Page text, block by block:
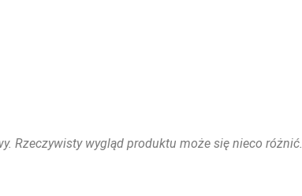
Rzeczywisty wygląd produktu może się nieco różnić.